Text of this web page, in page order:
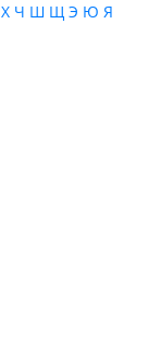
Х Ч Ш Щ Э Ю Я